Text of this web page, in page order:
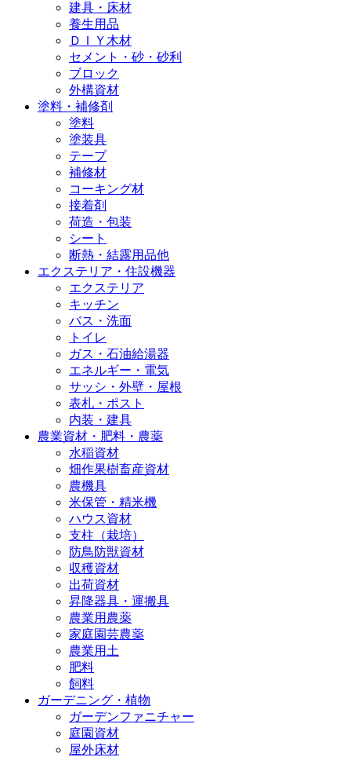
建具・床材
養生用品
ＤＩＹ木材
セメント・砂・砂利
ブロック
外構資材
塗料・補修剤
塗料
塗装具
テープ
補修材
コーキング材
接着剤
荷造・包装
シート
断熱・結露用品他
エクステリア・住設機器
エクステリア
キッチン
バス・洗面
トイレ
ガス・石油給湯器
エネルギー・電気
サッシ・外壁・屋根
表札・ポスト
内装・建具
農業資材・肥料・農薬
水稲資材
畑作果樹畜産資材
農機具
米保管・精米機
ハウス資材
支柱（栽培）
防鳥防獣資材
収穫資材
出荷資材
昇降器具・運搬具
農業用農薬
家庭園芸農薬
農業用土
肥料
飼料
ガーデニング・植物
ガーデンファニチャー
庭園資材
屋外床材